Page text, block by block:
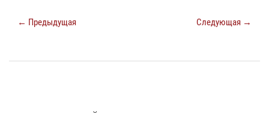
← Предыдущая Следующая →